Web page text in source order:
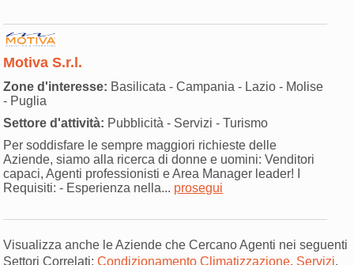
Motiva S.r.l.
Zone d'interesse: Basilicata - Campania - Lazio - Molise
- Puglia
Settore d'attività: Pubblicità - Servizi - Turismo
Per soddisfare le sempre maggiori richieste delle
Aziende, siamo alla ricerca di donne e uomini: Venditori
capaci, Agenti professionisti e Area Manager leader! I
Requisiti: - Esperienza nella... prosegui
Visualizza anche le Aziende che Cercano Agenti nei seguenti
Settori Correlati:Condizionamento Climatizzazione, Servizi,